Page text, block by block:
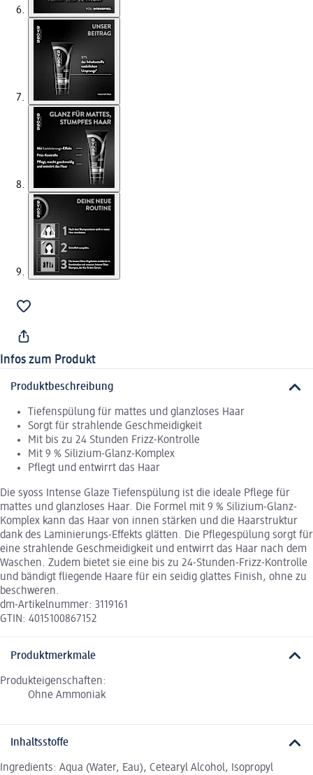
Infos zum Produkt
Produktbeschreibung
Tiefenspülung für mattes und glanzloses Haar
Sorgt für strahlende Geschmeidigkeit
Mit bis zu 24 Stunden Frizz-Kontrolle
Mit 9 % Silizium-Glanz-Komplex
Pflegt und entwirrt das Haar
Die syoss Intense Glaze Tiefenspülung ist die ideale Pflege für
mattes und glanzloses Haar. Die Formel mit 9 % Silizium-Glanz-
Komplex kann das Haar von innen stärken und die Haarstruktur
dank des Laminierungs-Effekts glätten. Die Pflegespülung sorgt für
eine strahlende Geschmeidigkeit und entwirrt das Haar nach dem
Waschen. Zudem bietet sie eine bis zu 24-Stunden-Frizz-Kontrolle
und bändigt fliegende Haare für ein seidig glattes Finish, ohne zu
beschweren.
dm-Artikelnummer: 3119161
GTIN: 4015100867152
Produktmerkmale
Produkteigenschaften:
Ohne Ammoniak
Inhaltsstoffe
Ingredients: Aqua (Water, Eau), Cetearyl Alcohol, Isopropyl